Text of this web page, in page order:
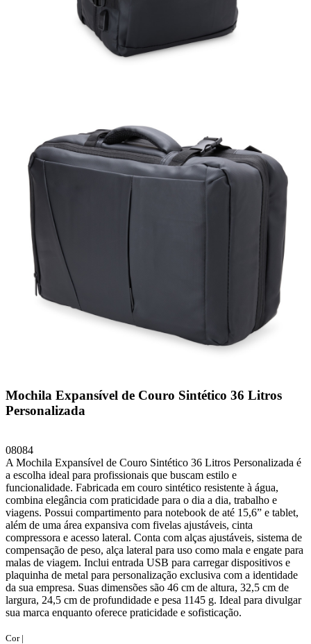
Mochila Expansível de Couro Sintético 36 Litros
Personalizada
08084
A Mochila Expansível de Couro Sintético 36 Litros Personalizada é
a escolha ideal para profissionais que buscam estilo e
funcionalidade. Fabricada em couro sintético resistente à água,
combina elegância com praticidade para o dia a dia, trabalho e
viagens. Possui compartimento para notebook de até 15,6” e tablet,
além de uma área expansiva com fivelas ajustáveis, cinta
compressora e acesso lateral. Conta com alças ajustáveis, sistema de
compensação de peso, alça lateral para uso como mala e engate para
malas de viagem. Inclui entrada USB para carregar dispositivos e
plaquinha de metal para personalização exclusiva com a identidade
da sua empresa. Suas dimensões são 46 cm de altura, 32,5 cm de
largura, 24,5 cm de profundidade e pesa 1145 g. Ideal para divulgar
sua marca enquanto oferece praticidade e sofisticação.
Cor |